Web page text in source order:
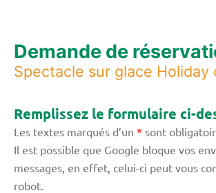
Demande de
Spectacle sur glace Holiday
Remplissez le formulaire ci-
Les textes marqués d’un * sont
Il est possible que Google bloque vos
messages, en effet, celui-ci peut vous
robot.